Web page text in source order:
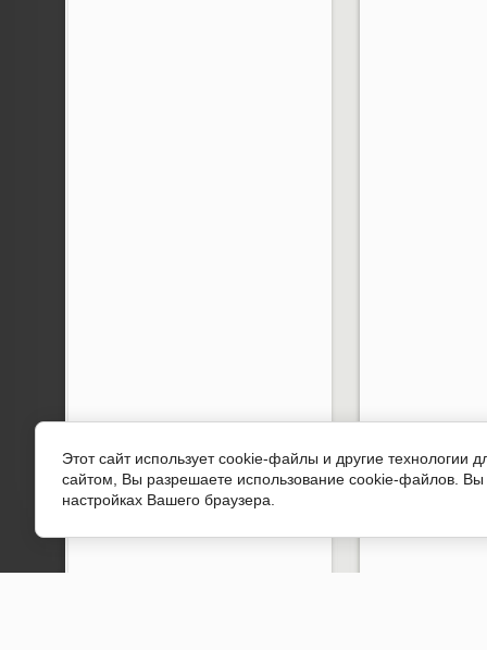
Этот сайт использует cookie-файлы и другие технологии
сайтом, Вы разрешаете использование cookie-файлов.
настройках Вашего браузера.